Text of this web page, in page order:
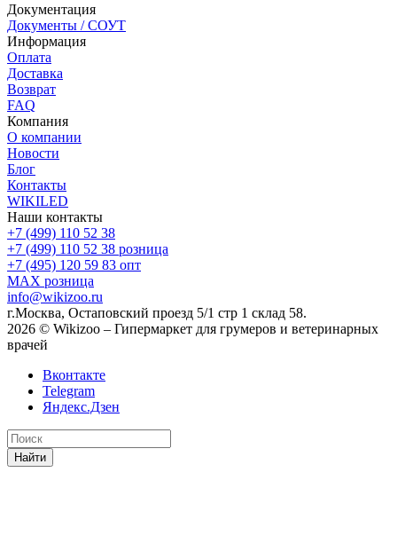
Документация
Документы / СОУТ
Информация
Оплата
Доставка
Возврат
FAQ
Компания
О компании
Новости
Блог
Контакты
WIKILED
Наши контакты
+7 (499) 110 52 38
+7 (499) 110 52 38 розница
+7 (495) 120 59 83 опт
MAX розница
info@wikizoo.ru
г.Москва, Остаповский проезд 5/1 стр 1 склад 58.
2026 © Wikizoo – Гипермаркет для грумеров и ветеринарных
врачей
Вконтакте
Telegram
Яндекс.Дзен
Найти